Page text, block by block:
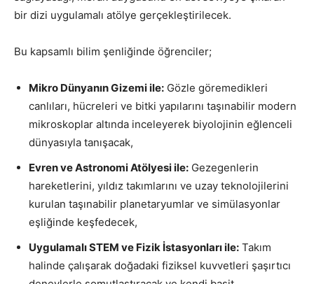
bir dizi uygulamalı atölye gerçekleştirilecek.
Bu kapsamlı bilim şenliğinde öğrenciler;
Mikro Dünyanın Gizemi ile: Gözle göremedikleri
canlıları, hücreleri ve bitki yapılarını taşınabilir modern
mikroskoplar altında inceleyerek biyolojinin eğlenceli
dünyasıyla tanışacak,
Evren ve Astronomi Atölyesi ile: Gezegenlerin
hareketlerini, yıldız takımlarını ve uzay teknolojilerini
kurulan taşınabilir planetaryumlar ve simülasyonlar
eşliğinde keşfedecek,
Uygulamalı STEM ve Fizik İstasyonları ile: Takım
halinde çalışarak doğadaki fiziksel kuvvetleri şaşırtıcı